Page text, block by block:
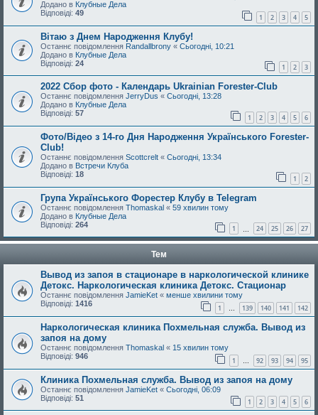
Додано в Клубные Дела
Відповіді: 49 1 2 3 4 5
Вітаю з Днем Народження Клубу!
Останнє повідомлення Randallbrony « Сьогодні, 10:21
Додано в Клубные Дела
Відповіді: 24 1 2 3
2022 Сбор фото - Календарь Ukrainian Forester-Club
Останнє повідомлення JerryDus « Сьогодні, 13:28
Додано в Клубные Дела
Відповіді: 57 1 2 3 4 5 6
Фото/Відео з 14-го Дня Народження Українського Forester-
Club!
Останнє повідомлення Scottcrelt « Сьогодні, 13:34
Додано в Встречи Клуба
Відповіді: 18 1 2
Група Українського Форестер Клубу в Telegram
Останнє повідомлення Thomaskal « 59 хвилин тому
Додано в Клубные Дела
Відповіді: 264 1 24 25 26 27
Тем
Вывод из запоя в стационаре в наркологической клинике
Детокс. Наркологическая клиника Детокс. Стационар
Останнє повідомлення JamieKet « менше хвилини тому
Відповіді: 1416 1 … 139 140 141 142
Наркологическая клиника Похмельная служба. Вывод из
запоя на дому
Останнє повідомлення Thomaskal « 15 хвилин тому
Відповіді: 946 1 … 92 93 94 95
Клиника Похмельная служба. Вывод из запоя на дому
Останнє повідомлення JamieKet « Сьогодні, 06:09
Відповіді: 51 1 2 3 4 5 6